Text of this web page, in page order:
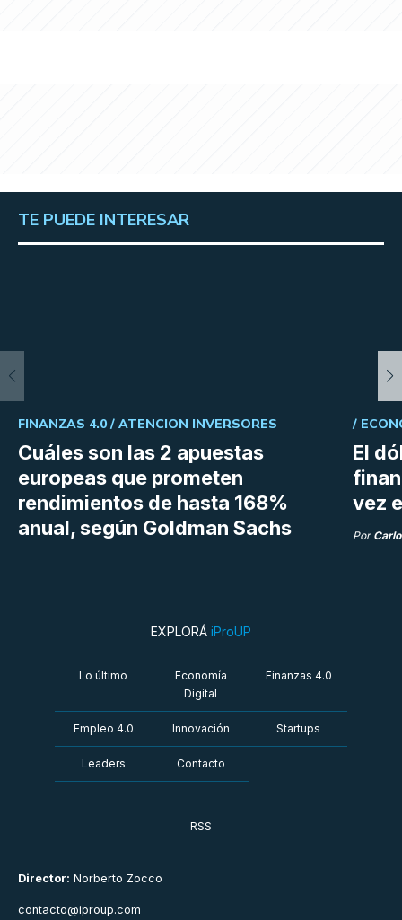
TE PUEDE INTERESAR
Cuáles son las 2 apuestas
europeas que prometen
rendimientos de hasta 168%
anual, según Goldman Sachs
FINANZAS 4.0 / ATENCION INVERSORES
El
vez
/
Por
Director: Norberto Zocco
contacto@iproup.com
EXPLORÁ iProUP
Lo último
Economía
Digital
Finanzas 4.0
Empleo 4.0 Innovación Startups
Leaders Contacto
RSS